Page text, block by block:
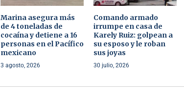
Marina asegura más
de 4 toneladas de
cocaína y detiene a 16
personas en el Pacífico
mexicano
3 agosto, 2026
Comando armado
irrumpe en casa de
Karely Ruiz: golpean a
su esposo y le roban
sus joyas
30 julio, 2026